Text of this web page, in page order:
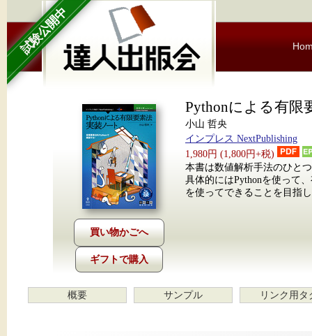
試験公開中
ギフトで購入
Pythonによる有限
小山 哲央
インプレス NextPublishing
1,980円 (1,800円+税)
本書は数値解析手法のひと
具体的にはPythonを使って
を使ってできることを目指
概要 サンプル リンク用タ